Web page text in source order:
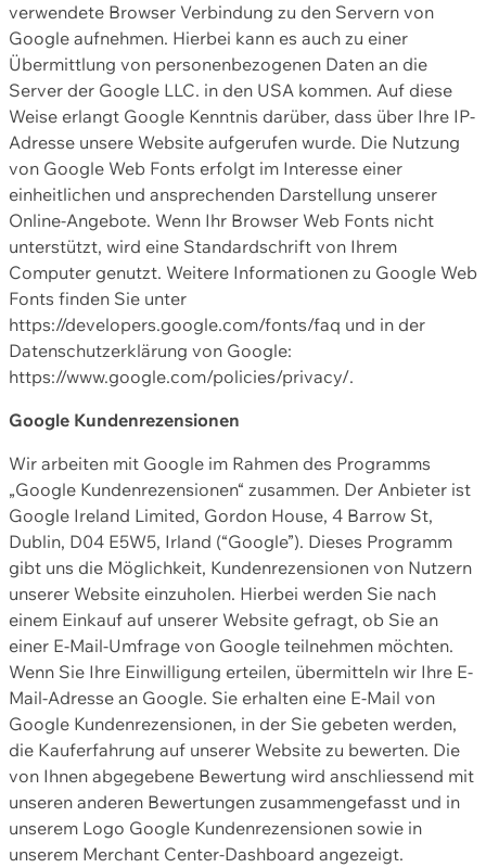
verwendete Browser Verbindung zu den Servern von
Google aufnehmen. Hierbei kann es auch zu einer
Übermittlung von personenbezogenen Daten an die
Server der Google LLC. in den USA kommen. Auf diese
Weise erlangt Google Kenntnis darüber, dass über Ihre IP-
Adresse unsere Website aufgerufen wurde. Die Nutzung
von Google Web Fonts erfolgt im Interesse einer
einheitlichen und ansprechenden Darstellung unserer
Online-Angebote. Wenn Ihr Browser Web Fonts nicht
unterstützt, wird eine Standardschrift von Ihrem
Computer genutzt. Weitere Informationen zu Google Web
Fonts finden Sie unter
https://developers.google.com/fonts/faq und in der
Datenschutzerklärung von Google:
https://www.google.com/policies/privacy/.
Google Kundenrezensionen
Wir arbeiten mit Google im Rahmen des Programms
„Google Kundenrezensionen“ zusammen. Der Anbieter ist
Google Ireland Limited, Gordon House, 4 Barrow St,
Dublin, D04 E5W5, Irland (“Google”). Dieses Programm
gibt uns die Möglichkeit, Kundenrezensionen von Nutzern
unserer Website einzuholen. Hierbei werden Sie nach
einem Einkauf auf unserer Website gefragt, ob Sie an
einer E-Mail-Umfrage von Google teilnehmen möchten.
Wenn Sie Ihre Einwilligung erteilen, übermitteln wir Ihre E-
Mail-Adresse an Google. Sie erhalten eine E-Mail von
Google Kundenrezensionen, in der Sie gebeten werden,
die Kauferfahrung auf unserer Website zu bewerten. Die
von Ihnen abgegebene Bewertung wird anschliessend mit
unseren anderen Bewertungen zusammengefasst und in
unserem Logo Google Kundenrezensionen sowie in
unserem Merchant Center-Dashboard angezeigt.